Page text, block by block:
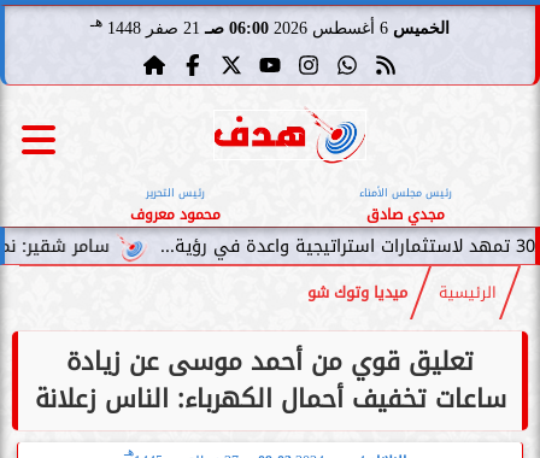
الخميس 06:00 صـ 21 صفر 1448 هـ
رئيس مجلس الأمناء
مجدي صادق
رئيس التحرير
محمود معروف
سامر شقير: نمو صناديق
الرئيسية ميديا وتوك شو
تعليق قوي من أحمد موسى عن زيادة
ساعات تخفيف أحمال الكهرباء: الناس زعلانة
هـ